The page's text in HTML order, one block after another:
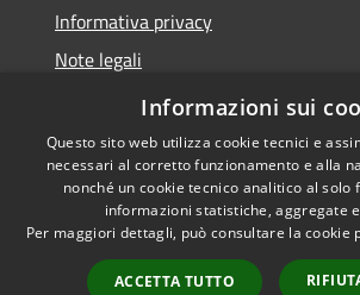
Informativa privacy
Note legali
Dichiarazione di accessibilità
Accessibilità
Informazioni sui
Questo sito web utilizza cookie tecnici e
necessari al corretto funzionamento e alla
nonché un cookie tecnico analitico al solo
informazioni statistiche, aggregate
Per maggiori dettagli, può consultare la cookie
ACCETTA TUTTO